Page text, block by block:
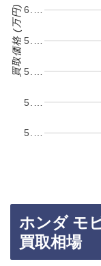
5.…
5.…
5.…
5.…
6.…
買取価格 (万円)
ホンダ モ
買取相場